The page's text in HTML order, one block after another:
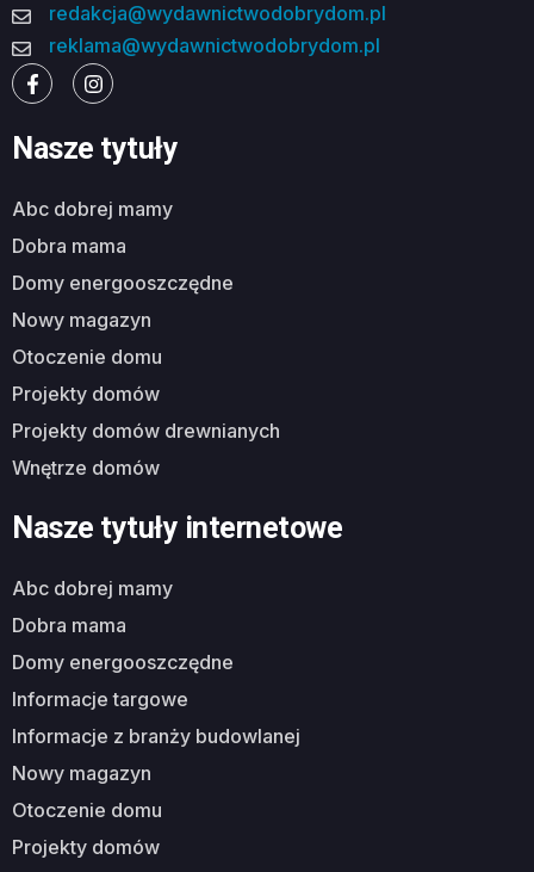
redakcja@wydawnictwodobrydom.pl
reklama@wydawnictwodobrydom.pl
Nasze tytuły
abc dobrej mamy
dobra mama
domy energooszczędne
nowy magazyn
otoczenie domu
projekty domów
projekty domów drewnianych
wnętrze domów
Nasze tytuły internetowe
abc dobrej mamy
dobra mama
domy energooszczędne
informacje targowe
informacje z branży budowlanej
nowy magazyn
otoczenie domu
projekty domów